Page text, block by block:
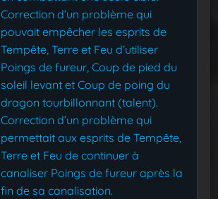
Correction d’un problème qui
pouvait empêcher les esprits de
Tempête, Terre et Feu d’utiliser
Poings de fureur, Coup de pied du
soleil levant et Coup de poing du
dragon tourbillonnant (talent).
Correction d’un problème qui
permettait aux esprits de Tempête,
Terre et Feu de continuer à
canaliser Poings de fureur après la
fin de sa canalisation.